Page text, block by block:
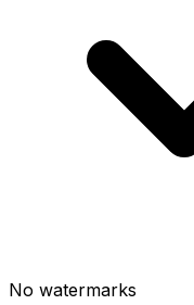
No watermarks